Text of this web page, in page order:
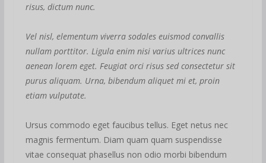
risus, dictum nunc.
Vel nisl, elementum viverra sodales euismod convallis
nullam porttitor. Ligula enim nisi varius ultrices nunc
aenean lorem eget. Feugiat orci risus sed consectetur sit
purus aliquam. Urna, bibendum aliquet mi et, proin
etiam vulputate.
Ursus commodo eget faucibus tellus. Eget netus nec
magnis fermentum. Diam quam quam suspendisse
vitae consequat phasellus non odio morbi bibendum